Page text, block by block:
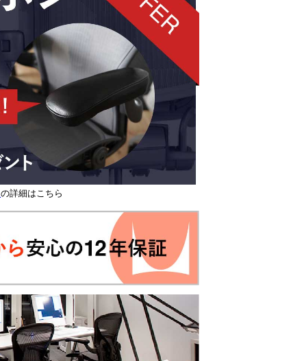
の詳細はこちら